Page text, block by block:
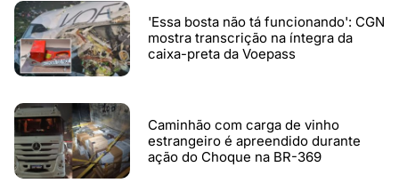
'Essa bosta não tá funcionando': CGN
mostra transcrição na íntegra da
caixa-preta da Voepass
Caminhão com carga de vinho
estrangeiro é apreendido durante
ação do Choque na BR-369